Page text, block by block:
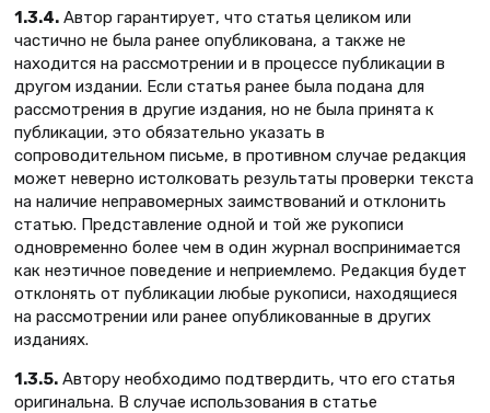
1.3.4. Автор гарантирует, что статья целиком или
частично не была ранее опубликована, а также не
находится на рассмотрении и в процессе публикации в
другом издании. Если статья ранее была подана для
рассмотрения в другие издания, но не была принята к
публикации, это обязательно указать в
сопроводительном письме, в противном случае редакция
может неверно истолковать результаты проверки текста
на наличие неправомерных заимствований и отклонить
статью. Представление одной и той же рукописи
одновременно более чем в один журнал воспринимается
как неэтичное поведение и неприемлемо. Редакция будет
отклонять от публикации любые рукописи, находящиеся
на рассмотрении или ранее опубликованные в других
изданиях.
1.3.5. Автору необходимо подтвердить, что его статья
оригинальна. В случае использования в статье